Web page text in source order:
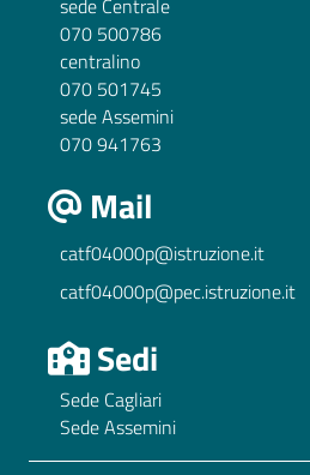
sede Centrale
070 500786
centralino
070 501745
sede Assemini
070 941763
Mail
catf04000p@istruzione.it
catf04000p@pec.istruzione.it
Sedi
Sede Cagliari
Sede Assemini